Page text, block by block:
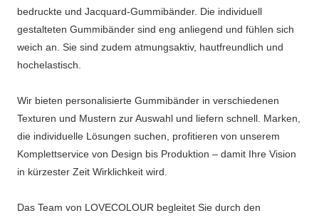
bedruckte und Jacquard-Gummibänder. Die individuell
gestalteten Gummibänder sind eng anliegend und fühlen sich
weich an. Sie sind zudem atmungsaktiv, hautfreundlich und
hochelastisch.
Wir bieten personalisierte Gummibänder in verschiedenen
Texturen und Mustern zur Auswahl und liefern schnell. Marken,
die individuelle Lösungen suchen, profitieren von unserem
Komplettservice von Design bis Produktion – damit Ihre Vision
in kürzester Zeit Wirklichkeit wird.
Das Team von LOVECOLOUR begleitet Sie durch den